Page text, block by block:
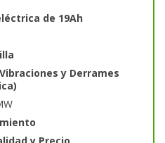
de 19Ah
y Derrames